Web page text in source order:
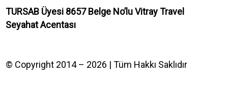
TURSAB Üyesi 8657 Belge No’luVitray Travel
Seyahat Acentası
© Copyright 2014 – 2026 | Tüm Hakkı Saklıdır